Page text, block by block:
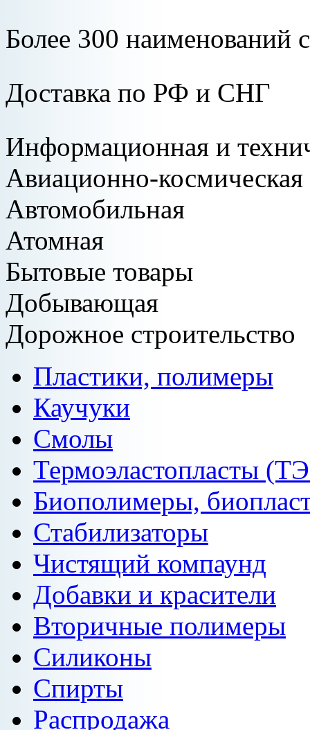
Более 300 наименований
Доставка по РФ и СНГ
Информационная и
Авиационно-космическая
Автомобильная
Атомная
Бытовые товары
Добывающая
Дорожное строительство
Пластики, полимеры
Каучуки
Смолы
Термоэластопласты
Биополимеры,
Стабилизаторы
Чистящий компаунд
Добавки и красители
Вторичные полимеры
Силиконы
Спирты
Распродажа